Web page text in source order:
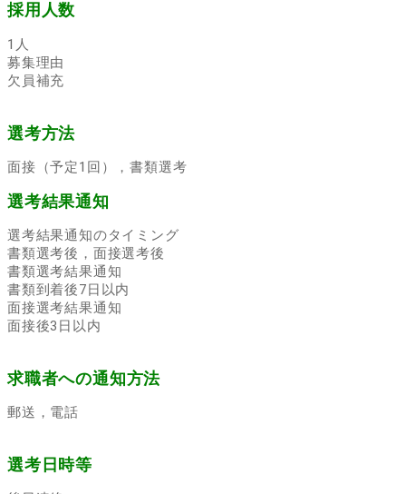
採用人数
1人
募集理由
欠員補充
選考方法
面接（予定1回），書類選考
選考結果通知
選考結果通知のタイミング
書類選考後，面接選考後
書類選考結果通知
書類到着後7日以内
面接選考結果通知
面接後3日以内
求職者への通知方法
郵送，電話
選考日時等